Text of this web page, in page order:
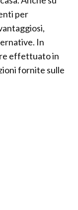
per
In
effettuato in
fornite sulle